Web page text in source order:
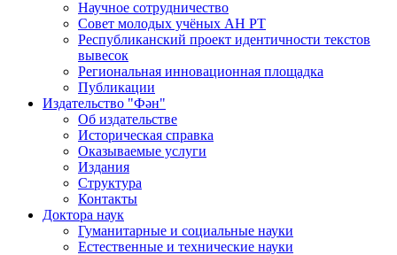
Научное сотрудничество
Совет молодых учёных АН РТ
Республиканский проект идентичности текстов
вывесок
Региональная инновационная площадка
Публикации
Издательство "Фән"
Об издательстве
Историческая справка
Оказываемые услуги
Издания
Структура
Контакты
Доктора наук
Гуманитарные и социальные науки
Естественные и технические науки